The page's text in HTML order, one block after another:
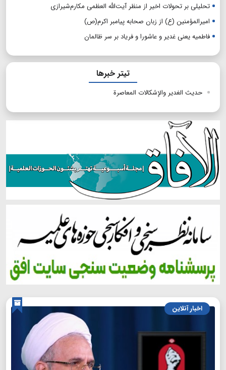
تحلیلی بر تحولات اخیر از منظر آیت‌الله العظمی مکارم‌شیرازی
امیرالمؤمنین (ع) از زبان صحابه پیامبر اکرم(ص)
فاطمیه یعنی غدیر و عاشورا و فریاد بر سر ظالمان
تیتر خبرها
حديث الغدير والإشكالات المعاصرة
اخبار آنلاین